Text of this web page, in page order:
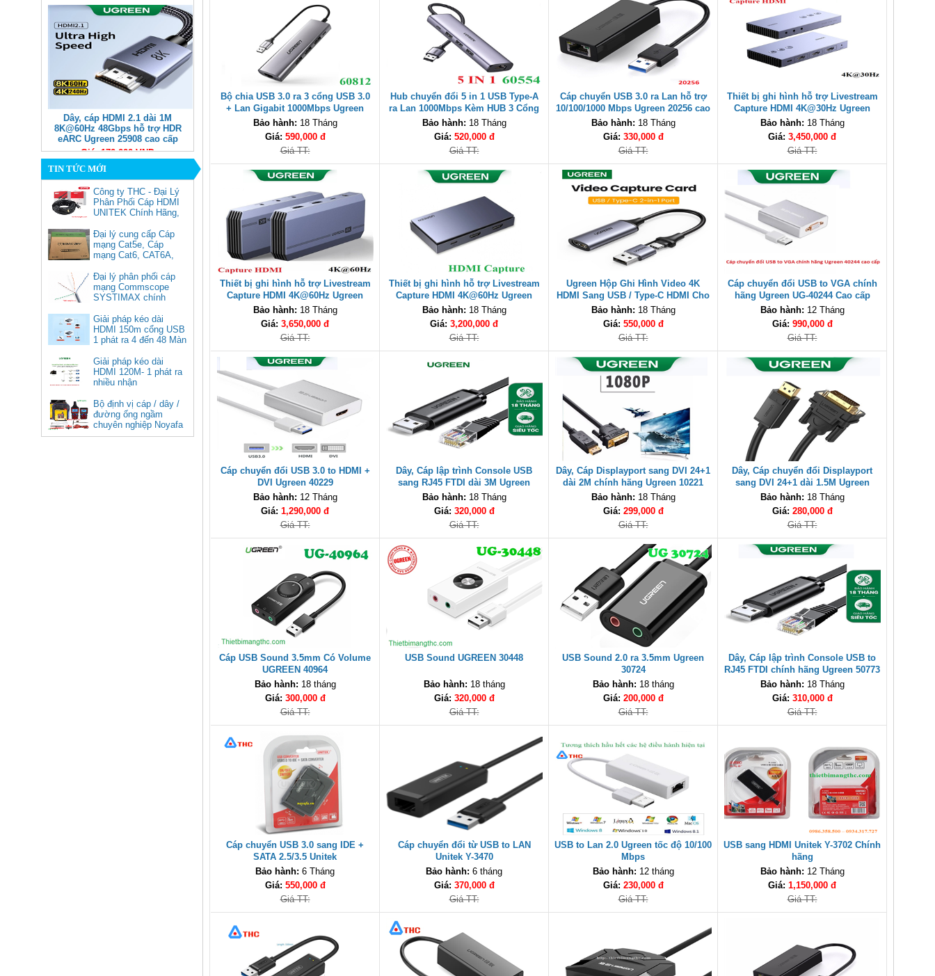
Dây, cáp HDMI 2.1 dài 1M
8K@60Hz 48Gbps hỗ trợ HDR
eARC Ugreen 25908 cao cấp
Giá: 170,000 VNĐ
Cáp chuyển USB Type-C sang
Displayport 1.4 độ phân giải
cao cấp
Giá: 350,000 VNĐ
TIN TỨC MỚI
Công ty THC - Đại Lý
Phân Phối Cáp HDMI
UNITEK Chính Hãng,
Đại lý cung cấp Cáp
mạng Cat5e, Cáp
mạng Cat6, CAT6A,
Commscope
Đại lý phân phối cáp
mạng Commscope
SYSTIMAX chính
Giải pháp kéo dài
HDMI 150m cổng USB
1 phát ra 4 đến 48 Màn
Giải pháp kéo dài
HDMI 120M- 1 phát ra
nhiều nhận
Bộ định vị cáp / dây /
đường ống ngầm
chuyên nghiệp Noyafa
NF-826
Bộ chia USB 3.0 ra 3 cổng USB 3.0
+ Lan Gigabit 1000Mbps Ugreen
60812 cao cấp
Bảo hành: 18 Tháng
Giá: 590,000 đ
Giá TT:
Hub chuyển đổi 5 in 1 USB Type-A
ra Lan 1000Mbps Kèm HUB 3 Cổng
USB 3.0 Ugreen 60554 cao cấp
Bảo hành: 18 Tháng
Giá: 520,000 đ
Giá TT:
Cáp chuyển USB 3.0 ra Lan hỗ trợ
10/100/1000 Mbps Ugreen 20256 cao
cấp
Bảo hành: 18 Tháng
Giá: 330,000 đ
Giá TT:
Thiết bị ghi hình hỗ trợ Livestream
Capture HDMI 4K@30Hz Ugreen
80688 cao cấp
Bảo hành: 18 Tháng
Giá: 3,450,000 đ
Giá TT:
Thiết bị ghi hình hỗ trợ Livestream
Capture HDMI 4K@60Hz Ugreen
80687 cao cấp
Bảo hành: 18 Tháng
Giá: 3,650,000 đ
Giá TT:
Thiết bị ghi hình hỗ trợ Livestream
Capture HDMI 4K@60Hz Ugreen
10937 cao cấp
Bảo hành: 18 Tháng
Giá: 3,200,000 đ
Giá TT:
Ugreen Hộp Ghi Hình Video 4K
HDMI Sang USB / Type-C HDMI Cho
Live Stream Ghi Hình 40189
Bảo hành: 18 Tháng
Giá: 550,000 đ
Giá TT:
Cáp chuyển đổi USB to VGA chính
hãng Ugreen UG-40244 Cao cấp
Bảo hành: 12 Tháng
Giá: 990,000 đ
Giá TT:
Cáp chuyển đổi USB 3.0 to HDMI +
DVI Ugreen 40229
Bảo hành: 12 Tháng
Giá: 1,290,000 đ
Giá TT:
Dây, Cáp lập trình Console USB
sang RJ45 FTDI dài 3M Ugreen
60813 cao cấp
Bảo hành: 18 Tháng
Giá: 320,000 đ
Giá TT:
Dây, Cáp Displayport sang DVI 24+1
dài 2M chính hãng Ugreen 10221
cao cấp
Bảo hành: 18 Tháng
Giá: 299,000 đ
Giá TT:
Dây, Cáp chuyển đổi Displayport
sang DVI 24+1 dài 1.5M Ugreen
10243 chính hãng
Bảo hành: 18 Tháng
Giá: 280,000 đ
Giá TT:
Cáp USB Sound 3.5mm Có Volume
UGREEN 40964
Bảo hành: 18 tháng
Giá: 300,000 đ
Giá TT:
USB Sound UGREEN 30448
Bảo hành: 18 tháng
Giá: 320,000 đ
Giá TT:
USB Sound 2.0 ra 3.5mm Ugreen
30724
Bảo hành: 18 tháng
Giá: 200,000 đ
Giá TT:
Dây, Cáp lập trình Console USB to
RJ45 FTDI chính hãng Ugreen 50773
cao cấp
Bảo hành: 18 Tháng
Giá: 310,000 đ
Giá TT:
Cáp chuyển USB 3.0 sang IDE +
SATA 2.5/3.5 Unitek
Bảo hành: 6 Tháng
Giá: 550,000 đ
Giá TT:
Cáp chuyển đổi từ USB to LAN
Unitek Y-3470
Bảo hành: 6 tháng
Giá: 370,000 đ
Giá TT:
USB to Lan 2.0 Ugreen tốc độ 10/100
Mbps
Bảo hành: 12 tháng
Giá: 230,000 đ
Giá TT:
USB sang HDMI Unitek Y-3702 Chính
hãng
Bảo hành: 12 Tháng
Giá: 1,150,000 đ
Giá TT: